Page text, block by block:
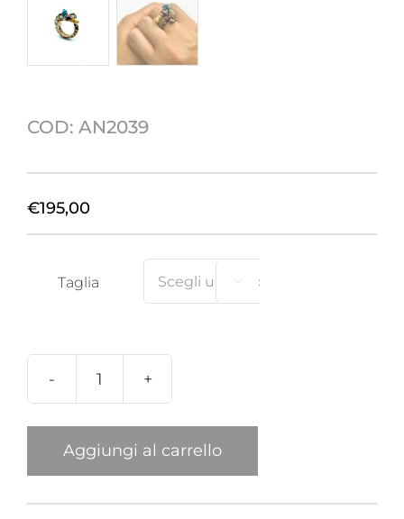
Home
COD: AN2039
€195,00
Taglia 
Cavalluccio
Beige
quantità
Aggiungi al carrello